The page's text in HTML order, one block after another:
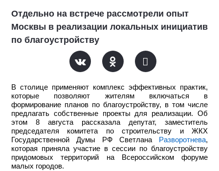
Отдельно на встрече рассмотрели опыт
Москвы в реализации локальных инициатив
по благоустройству
В столице применяют комплекс эффективных практик,
которые позволяют жителям включаться в
формирование планов по благоустройству, в том числе
предлагать собственные проекты для реализации. Об
этом 8 августа рассказала депутат, заместитель
председателя комитета по строительству и ЖКХ
Государственной Думы РФ Светлана
Разворотнева,
которая приняла участие в сессии по благоустройству
придомовых территорий на Всероссийском форуме
малых городов.